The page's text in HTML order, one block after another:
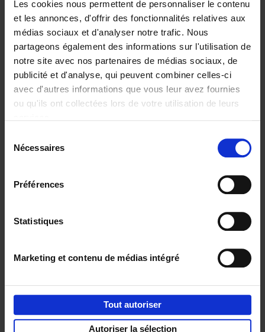
Les cookies nous permettent de personnaliser le contenu
et les annonces, d'offrir des fonctionnalités relatives aux
médias sociaux et d'analyser notre trafic. Nous
partageons également des informations sur l'utilisation de
notre site avec nos partenaires de médias sociaux, de
publicité et d'analyse, qui peuvent combiner celles-ci
avec d'autres informations que vous leur avez fournies
ou qu'ils ont collectées lors de votre utilisation de leurs
Nécessaires
Préférences
Statistiques
Marketing et contenu de médias intégré
Tout autoriser
Autoriser la sélection
une culture d'entraide et de respect, contribue à un
Ce que vous tenez en main n'est pas un énième livre de
management.
Il invite à explorer une approche unique de l'engagement
et de la performance, et à adapter les inspirations de la
Banque Van Breda à votre propre organisation.
satisfaction employé et client, et nourrir une véritable
culture d'authenticité et de collaboration. À la Banque
phrase : « C'est bien nous ! »
réductions, d’actions et d’inspiration ?